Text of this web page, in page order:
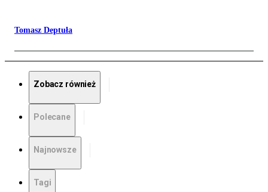
Tomasz Deptuła
Zobacz również
Polecane
Najnowsze
Tagi